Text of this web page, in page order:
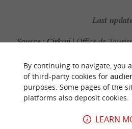
Last
Source :Cirkwi| Office de
TO DISCOVER
By continuing to navigate, you
of third-party cookies for
purposes. Some pages of the
platforms also deposit cookies.
LEARN